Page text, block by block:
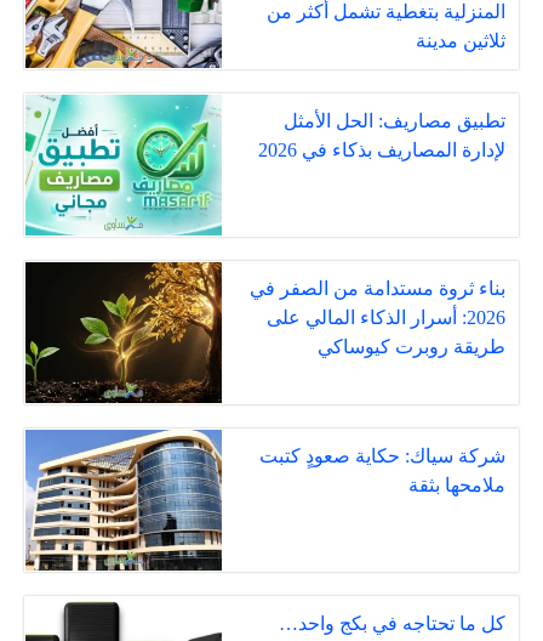
المنزلية بتغطية تشمل أكثر من
ثلاثين مدينة
تطبيق مصاريف: الحل الأمثل
لإدارة المصاريف بذكاء في 2026
بناء ثروة مستدامة من الصفر في
2026: أسرار الذكاء المالي على
طريقة روبرت كيوساكي
شركة سياك: حكاية صعودٍ كتبت
ملامحها بثقة
كل ما تحتاجه في بكج واحد…